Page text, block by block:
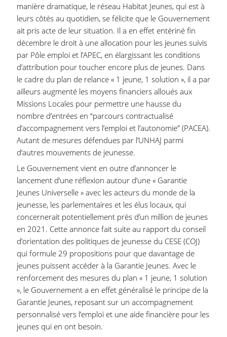
manière dramatique, le réseau Habitat Jeunes, qui est à
leurs côtés au quotidien, se félicite que le Gouvernement
ait pris acte de leur situation. Il a en effet entériné fin
décembre le droit à une allocation pour les jeunes suivis
par Pôle emploi et l’APEC, en élargissant les conditions
d’attribution pour toucher encore plus de jeunes. Dans
le cadre du plan de relance « 1 jeune, 1 solution », il a par
ailleurs augmenté les moyens financiers alloués aux
Missions Locales pour permettre une hausse du
nombre d’entrées en “parcours contractualisé
d’accompagnement vers l’emploi et l’autonomie” (PACEA).
Autant de mesures défendues par l’UNHAJ parmi
d‘autres mouvements de jeunesse.
Le Gouvernement vient en outre d’annoncer le
lancement d’une réflexion autour d’une « Garantie
Jeunes Universelle » avec les acteurs du monde de la
jeunesse, les parlementaires et les élus locaux, qui
concernerait potentiellement près d’un million de jeunes
en 2021. Cette annonce fait suite au rapport du conseil
d’orientation des politiques de jeunesse du CESE (COJ)
qui formule 29 propositions pour que davantage de
jeunes puissent accéder à la Garantie Jeunes. Avec le
renforcement des mesures du plan « 1 jeune, 1 solution
», le Gouvernement a en effet généralisé le principe de la
Garantie Jeunes, reposant sur un accompagnement
personnalisé vers l’emploi et une aide financière pour les
jeunes qui en ont besoin.